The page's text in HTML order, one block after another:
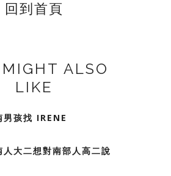
回到首頁
ALSO
LIKE
孩找 IRENE
大二想對南部人高二說